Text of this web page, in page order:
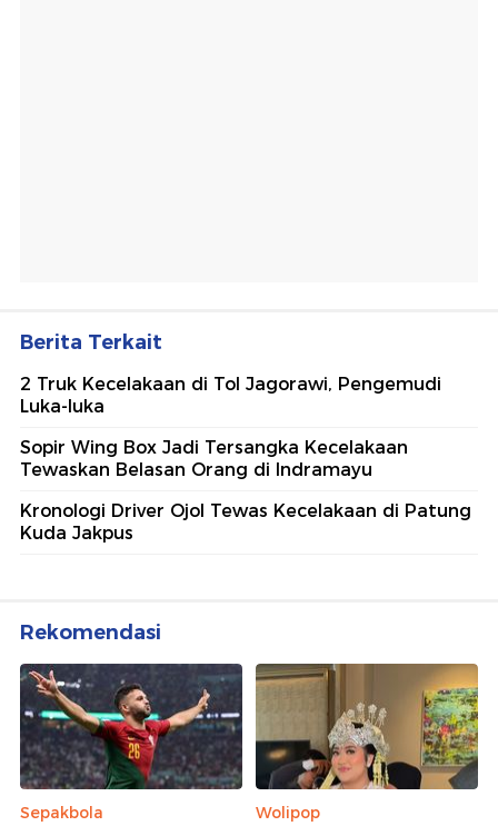
Berita Terkait
2 Truk Kecelakaan di Tol Jagorawi, Pengemudi
Luka-luka
Sopir Wing Box Jadi Tersangka Kecelakaan
Tewaskan Belasan Orang di Indramayu
Kronologi Driver Ojol Tewas Kecelakaan di Patung
Kuda Jakpus
Rekomendasi
Sepakbola
Wolipop